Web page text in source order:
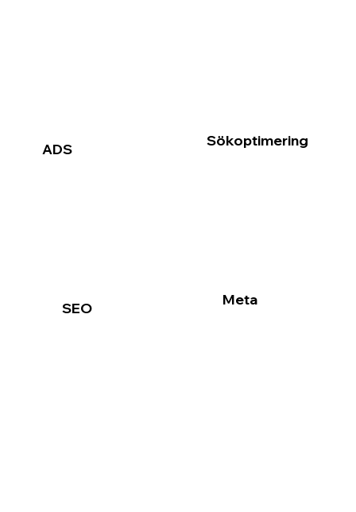
ADS
SEO
Sökoptimering
Meta